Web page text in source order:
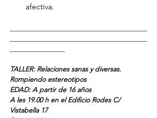
afectiva.
TALLER: Relaciones sanas y diversas.
Rompiendo estereotipos
EDAD: A partir de 16 años
A les 19.00 h en el Edificio Rodes C/
Vistabella 17